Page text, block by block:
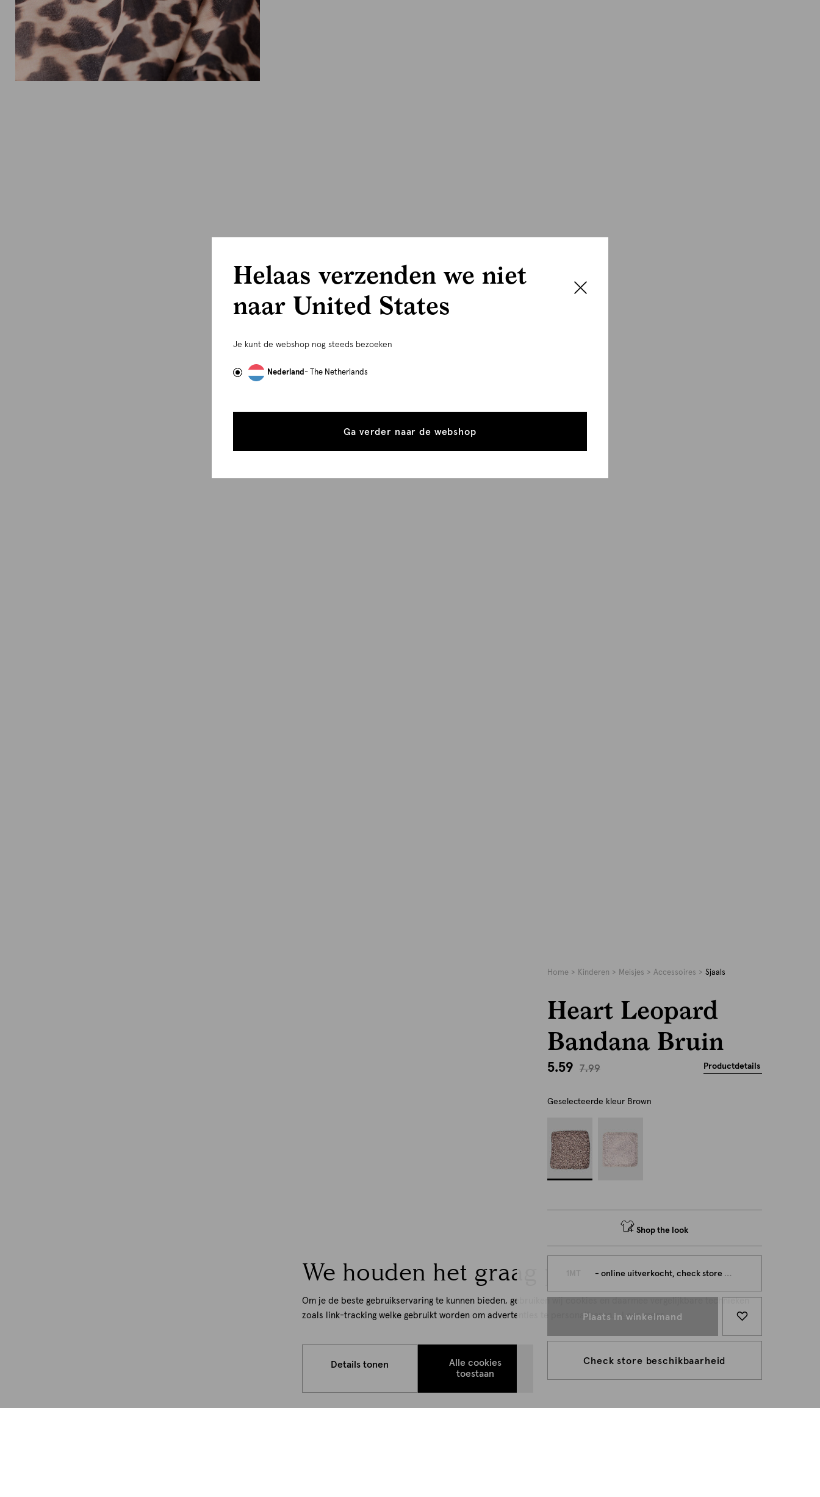
We houden het graag persoonlijk
Om je de beste gebruikservaring te kunnen bieden, gebruiken wij cookies en daarmee vergelijkbare technieken
zoals link-tracking welke gebruikt worden om advertenties te personaliseren... Lees meer
Details tonen
Alle cookies
toestaan
Home Kinderen Meisjes Accessoires Sjaals
Heart Leopard
Bandana Bruin
5.59 7.99 Productdetails
Geselecteerde kleur Brown
Shop the look
- online uitverkocht, check store beschikbaarheid
Plaats in winkelmand
Check store beschikbaarheid
Helaas verzenden we niet
naar United States
Je kunt de webshop nog steeds bezoeken
Nederland- The Netherlands
Ga verder naar de webshop